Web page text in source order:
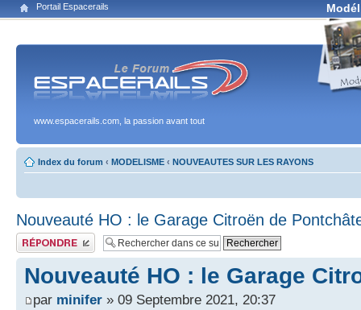
Portail Espacerails
www.espacerails.com, la passion avant tout
Index du forum ‹ MODELISME ‹ NOUVEAUTES SUR LES RAYONS
Nouveauté HO : le Garage Citroën de
Publier une réponse
Nouveauté HO : le Garage
par minifer » 09 Septembre 2021, 20:37